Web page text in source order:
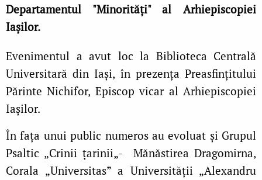
Departamentul "Minorități" al Arhiepiscopiei
Iașilor.
Evenimentul a avut loc la Biblioteca Centrală
Universitară din Iași, în prezența Preasfințitului
Părinte Nichifor, Episcop vicar al Arhiepiscopiei
Iașilor.
În fața unui public numeros au evoluat și Grupul
Psaltic „Crinii țarinii„- Mănăstirea Dragomirna,
Corala „Universitas” a Universității „Alexandru